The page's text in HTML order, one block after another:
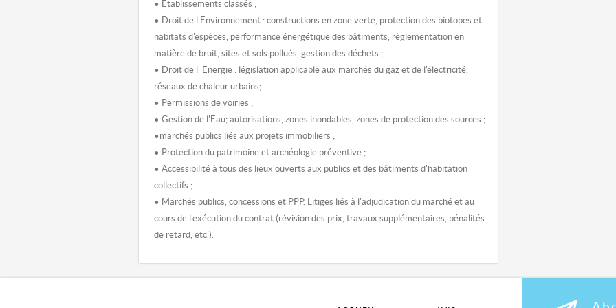
• Etablissements classés ;
• Droit de l'Environnement : constructions en zone verte, protection des biotopes et
habitats d'espèces, performance énergétique des bâtiments, règlementation en
matière de bruit, sites et sols pollués, gestion des déchets ;
• Droit de l' Energie : législation applicable aux marchés du gaz et de l'électricité,
réseaux de chaleur urbains;
• Permissions de voiries ;
• Gestion de l'Eau; autorisations, zones inondables, zones de protection des sources ;
•marchés publics liés aux projets immobiliers ;
• Protection du patrimoine et archéologie préventive ;
• Accessibilité à tous des lieux ouverts aux publics et des bâtiments d'habitation
collectifs ;
• Marchés publics, concessions et PPP. Litiges liés à l'adjudication du marché et au
cours de l'exécution du contrat (révision des prix, travaux supplémentaires, pénalités
de retard, etc.).